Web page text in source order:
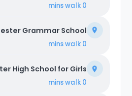
0 mins
walk
Grammar School
0 mins
walk
High School for Girls
0 mins
walk